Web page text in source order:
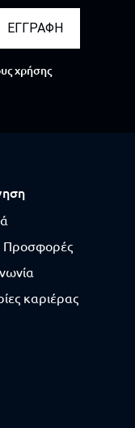
ΕΓΓΡΑΦΗ
χρήσης
Προσφορές
καριέρας